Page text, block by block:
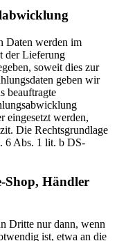
Daten werden im
der Lieferung
soweit dies zur
geben wir
beauftragte
eingesetzt werden,
Die Rechtsgrundlage
6 Abs. 1 lit. b DS-
Shop, Händler
Dritte nur dann, wenn
ist, etwa an die